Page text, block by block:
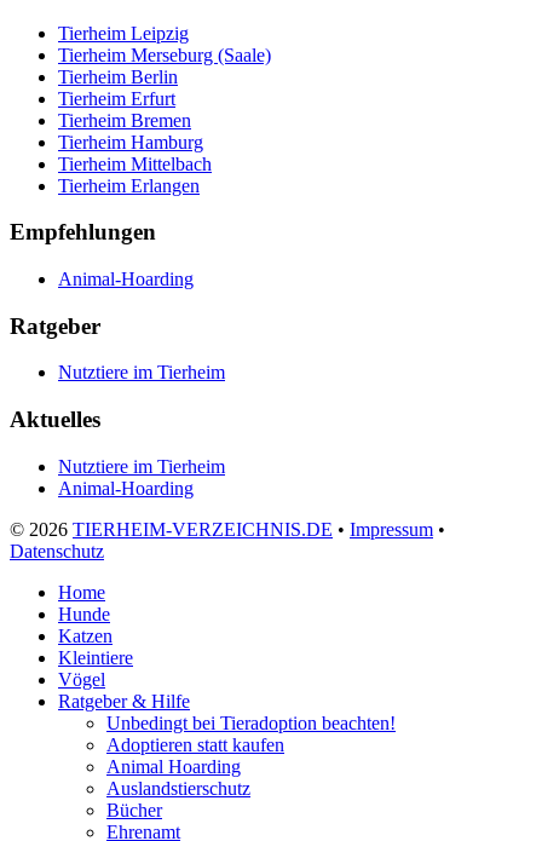
Tierheim Leipzig
Tierheim Merseburg (Saale)
Tierheim Berlin
Tierheim Erfurt
Tierheim Bremen
Tierheim Hamburg
Tierheim Mittelbach
Tierheim Erlangen
Empfehlungen
Animal-Hoarding
Ratgeber
Nutztiere im Tierheim
Aktuelles
Nutztiere im Tierheim
Animal-Hoarding
© 2026 TIERHEIM-VERZEICHNIS.DE • Impressum •
Datenschutz
Home
Hunde
Katzen
Kleintiere
Vögel
Ratgeber & Hilfe
Unbedingt bei Tieradoption beachten!
Adoptieren statt kaufen
Animal Hoarding
Auslandstierschutz
Bücher
Ehrenamt